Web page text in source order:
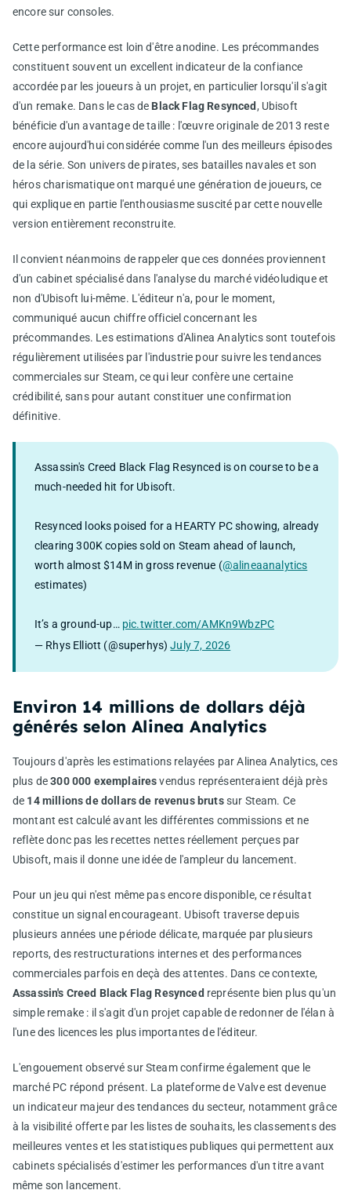
encore sur consoles.
Cette performance est loin d'être anodine. Les précommandes
constituent souvent un excellent indicateur de la confiance
accordée par les joueurs à un projet, en particulier lorsqu'il s'agit
d'un remake. Dans le cas de Black Flag Resynced, Ubisoft
bénéficie d'un avantage de taille : l'œuvre originale de 2013 reste
encore aujourd'hui considérée comme l'un des meilleurs épisodes
de la série. Son univers de pirates, ses batailles navales et son
héros charismatique ont marqué une génération de joueurs, ce
qui explique en partie l'enthousiasme suscité par cette nouvelle
version entièrement reconstruite.
Il convient néanmoins de rappeler que ces données proviennent
d'un cabinet spécialisé dans l'analyse du marché vidéoludique et
non d'Ubisoft lui-même. L'éditeur n'a, pour le moment,
communiqué aucun chiffre officiel concernant les
précommandes. Les estimations d'Alinea Analytics sont toutefois
régulièrement utilisées par l'industrie pour suivre les tendances
commerciales sur Steam, ce qui leur confère une certaine
crédibilité, sans pour autant constituer une confirmation
définitive.
Assassin's Creed Black Flag Resynced is on course to be a
much-needed hit for Ubisoft.
Resynced looks poised for a HEARTY PC showing, already
clearing 300K copies sold on Steam ahead of launch,
worth almost $14M in gross revenue (@alineaanalytics
estimates)
It’s a ground-up… pic.twitter.com/AMKn9WbzPC
— Rhys Elliott (@superhys)July 7, 2026
Environ 14 millions de dollars déjà
générés selon Alinea Analytics
Toujours d'après les estimations relayées par Alinea Analytics, ces
plus de300 000 exemplairesvendus représenteraient déjà près
de 14 millions de dollars de revenus brutssur Steam. Ce
montant est calculé avant les différentes commissions et ne
reflète donc pas les recettes nettes réellement perçues par
Ubisoft, mais il donne une idée de l'ampleur du lancement.
Pour un jeu qui n'est même pas encore disponible, ce résultat
constitue un signal encourageant. Ubisoft traverse depuis
plusieurs années une période délicate, marquée par plusieurs
reports, des restructurations internes et des performances
commerciales parfois en deçà des attentes. Dans ce contexte,
Assassin's Creed Black Flag Resynced représente bien plus qu'un
simple remake : il s'agit d'un projet capable de redonner de l'élan à
l'une des licences les plus importantes de l'éditeur.
L'engouement observé sur Steam confirme également que le
marché PC répond présent. La plateforme de Valve est devenue
un indicateur majeur des tendances du secteur, notamment grâce
à la visibilité offerte par les listes de souhaits, les classements des
meilleures ventes et les statistiques publiques qui permettent aux
cabinets spécialisés d'estimer les performances d'un titre avant
même son lancement.